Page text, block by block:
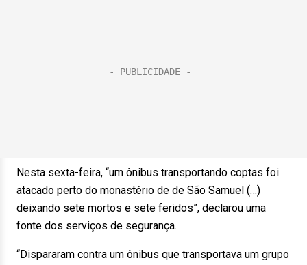
Nesta sexta-feira, “um ônibus transportando coptas foi
atacado perto do monastério de de São Samuel (…)
deixando sete mortos e sete feridos”, declarou uma
fonte dos serviços de segurança.
“Dispararam contra um ônibus que transportava um grupo